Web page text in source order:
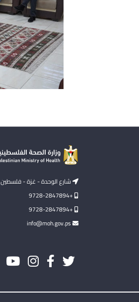
شارع الوحدة - غزة - فلسطين
+9728-2847894
+9728-2847894